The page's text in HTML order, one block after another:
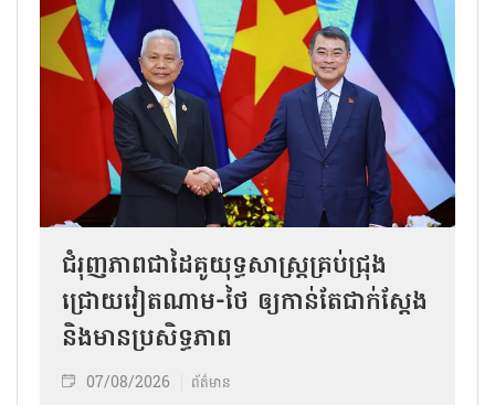
ជំរុញភាពជាដៃគូយុទ្ធសាស្ត្រគ្រប់ជ្រុង
ជ្រោយវៀតណាម-ថៃ ឲ្យកាន់តែជាក់ស្ដែង
និងមានប្រសិទ្ធភាព
07/08/2026 ព័ត៌មាន